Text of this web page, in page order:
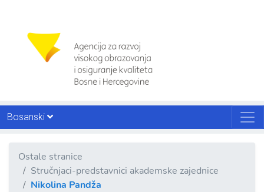
Bosanski
Ostale stranice
Stručnjaci-predstavnici akademske zajednice
Nikolina Pandža